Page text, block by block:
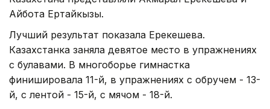
Айбота Ертайкызы.
Лучший результат показала Ерекешева.
Казахстанка заняла девятое место в упражнениях
с булавами. В многоборье гимнастка
финишировала 11-й, в упражнениях с обручем - 13-
й, с лентой - 15-й, с мячом - 18-й.